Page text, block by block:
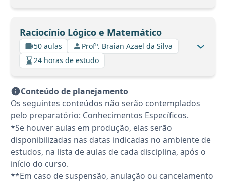
Raciocínio Lógico e Matemático
50 aulas
Profº. Braian Azael da Silva
24 horas de estudo
Conteúdo de planejamento
Os seguintes conteúdos não serão contemplados
pelo preparatório: Conhecimentos Específicos.
*Se houver aulas em produção, elas serão
disponibilizadas nas datas indicadas no ambiente de
estudos, na lista de aulas de cada disciplina, após o
início do curso.
**Em caso de suspensão, anulação ou cancelamento